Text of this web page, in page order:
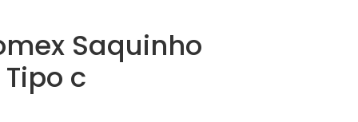
Saquinho
Tipo c